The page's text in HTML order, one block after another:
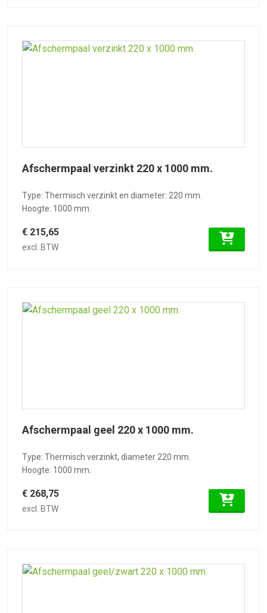
Afschermpaal verzinkt 220 x 1000 mm.
Type: Thermisch verzinkt en diameter: 220 mm.
Hoogte: 1000 mm.
€ 215,65
excl. BTW
Afschermpaal geel 220 x 1000 mm.
Type: Thermisch verzinkt, diameter 220 mm.
Hoogte: 1000 mm.
€ 268,75
excl. BTW